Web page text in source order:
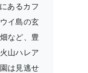
あるカフ
イ島の玄
など、豊
山ハレア
は見逃せ